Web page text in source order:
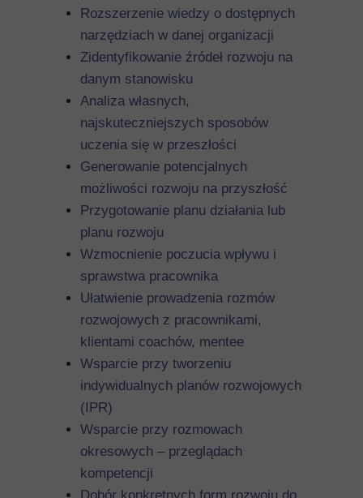
Rozszerzenie wiedzy o dostępnych
narzędziach w danej organizacji
Zidentyfikowanie źródeł rozwoju na
danym stanowisku
Analiza własnych,
najskuteczniejszych sposobów
uczenia się w przeszłości
Generowanie potencjalnych
możliwości rozwoju na przyszłość
Przygotowanie planu działania lub
planu rozwoju
Wzmocnienie poczucia wpływu i
sprawstwa pracownika
Ułatwienie prowadzenia rozmów
rozwojowych z pracownikami,
klientami coachów, mentee
Wsparcie przy tworzeniu
indywidualnych planów rozwojowych
(IPR)
Wsparcie przy rozmowach
okresowych – przeglądach
kompetencji